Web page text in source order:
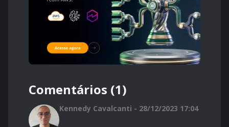
Comentários (1)
Kennedy Cavalcanti - 28/12/2023 17:04